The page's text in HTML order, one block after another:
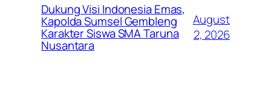
Dukung Visi Indonesia Emas,
Kapolda Sumsel Gembleng
Karakter Siswa SMA Taruna
Nusantara
August
2, 2026